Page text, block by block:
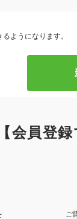
ようになります。
【会員登
ご